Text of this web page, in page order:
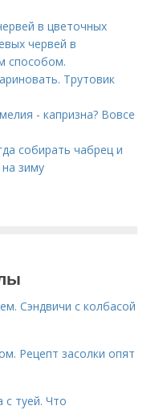
в цветочных
червей в
способом.
Трутовик
- капризна? Вовсе
собирать чабрец и
зиму
Сэндвичи с колбасой
Рецепт засолки опят
с туей. Что